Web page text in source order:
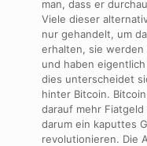
man, dass er
Viele dieser
nur gehandelt, um
erhalten, sie werden
und haben
dies unterscheidet
hinter Bitcoin.
darauf mehr
darum ein kaputtes
revolutionieren. Die